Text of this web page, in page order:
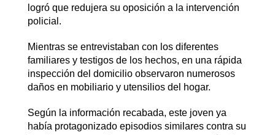
logró que redujera su oposición a la intervención
policial.
Mientras se entrevistaban con los diferentes
familiares y testigos de los hechos, en una rápida
inspección del domicilio observaron numerosos
daños en mobiliario y utensilios del hogar.
Según la información recabada, este joven ya
había protagonizado episodios similares contra su